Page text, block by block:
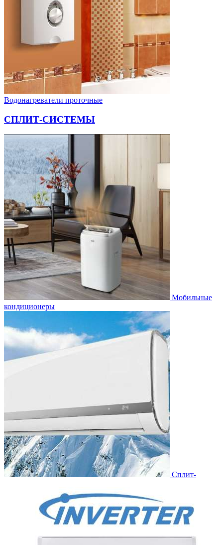
Водонагреватели проточные
СПЛИТ-СИСТЕМЫ
Мобильные
кондиционеры
Сплит-